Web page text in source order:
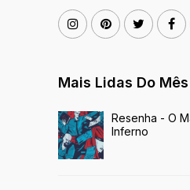
Mais Lidas Do Mês
Resenha - O
Inferno